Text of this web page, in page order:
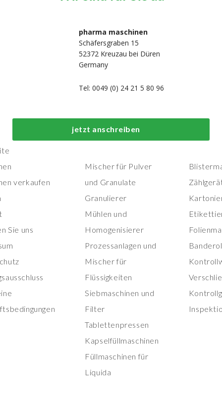
pharma maschinen
Schäfersgraben 15
52372 Kreuzau bei Düren
Germany
Tel: 0049 (0) 24 21 5 80 96
jetzt anschreiben
verkaufen
Sie uns
Top-Prozess- und
Herstellungsmaschinen
Mischer für Pulver
und Granulate
Granulierer
Mühlen und
Homogenisierer
Prozessanlagen und
Mischer für
Flüssigkeiten
Siebmaschinen und
Filter
Tablettenpressen
Kapselfüllmaschinen
Füllmaschinen für
Liquida